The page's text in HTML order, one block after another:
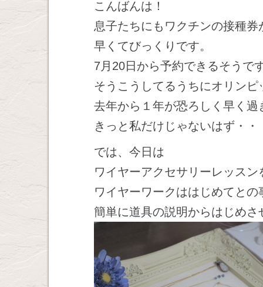
こんばんは！
息子たちにもワクチンの接種券
早くてびっくりです。
7月20日から予約できるそうで
そうこうしてるうちにオリン
去年から１年が恐ろしく早く過
きっと私だけじゃないはず・・
では、今日は
ワイヤーアクセサリーレッス
ワイヤーワークははじめてとの
簡単に道具の説明からはじめ